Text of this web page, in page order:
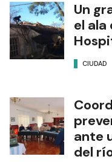
Un
el
CIUDAD
ante
del